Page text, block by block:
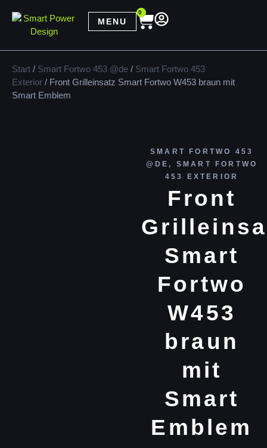
MENU
0
Start / Smart Fortwo 453 @de / Smart Fortwo 453
Exterior / Front Grilleinsatz Smart Fortwo W453 braun mit
Smart Emblem
SMART FORTWO 453
@DE, SMART FORTWO
453 EXTERIOR
Front
Smart
Fortwo
W453
braun
mit
Smart
Emblem